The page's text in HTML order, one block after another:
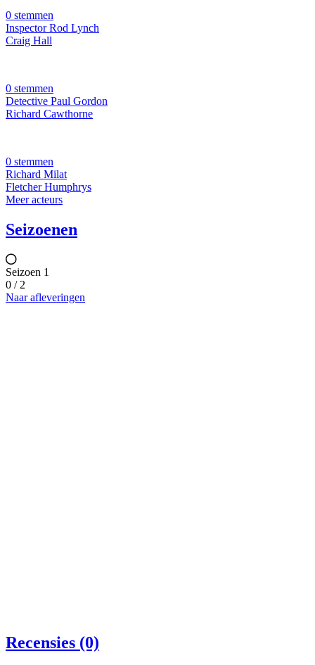
0 stemmen
Inspector Rod Lynch
Craig Hall
0 stemmen
Detective Paul Gordon
Richard Cawthorne
0 stemmen
Richard Milat
Fletcher Humphrys
Meer acteurs
Seizoenen
Seizoen 1
0 / 2
Naar afleveringen
Recensies (0)